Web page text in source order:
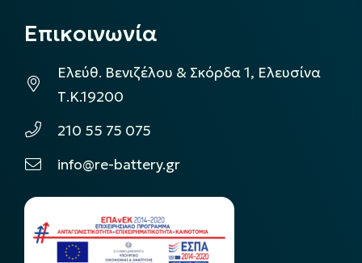
Επικοινωνία
Ελεύθ. Βενιζέλου & Σκόρδα 1, Ελευσίνα
Τ.Κ.19200
210 55 75 075
info@re-battery.gr